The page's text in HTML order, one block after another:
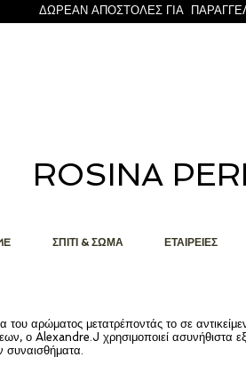
ΔΩΡΕΑΝ ΑΠΟΣΤΟΛΕΣ ΓΙΑ
ROSINA
ΣΠΙΤΙ & ΣΩΜΑ ΕΤΑΙΡΕΙΕΣ
αρώματος μετατρέποντάς το σε
ο Alexandre.J χρησιμοποιεί ασυνήθιστα
συναισθήματα.